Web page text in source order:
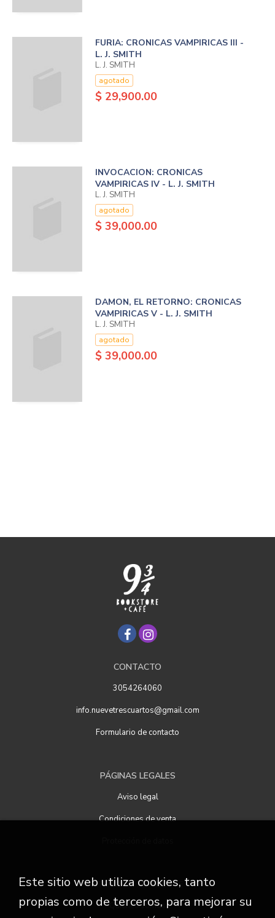
FURIA: CRONICAS VAMPIRICAS III -
L. J. SMITH
L. J. SMITH
agotado
$ 29,900.00
INVOCACION: CRONICAS
VAMPIRICAS IV - L. J. SMITH
L. J. SMITH
agotado
$ 39,000.00
DAMON, EL RETORNO: CRONICAS
VAMPIRICAS V - L. J. SMITH
L. J. SMITH
agotado
$ 39,000.00
CONTACTO
3054264060
info.nuevetrescuartos@gmail.com
Formulario de contacto
PÁGINAS LEGALES
Aviso legal
Condiciones de venta
ATENCIÓN AL CLIENTE
Quiénes somos
Este sitio web utiliza cookies, tanto
propias como de terceros, para mejorar su